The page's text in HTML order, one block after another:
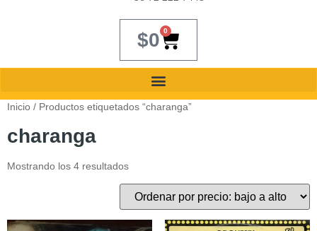
$0 0
Inicio / Productos etiquetados “charanga”
charanga
Mostrando los 4 resultados